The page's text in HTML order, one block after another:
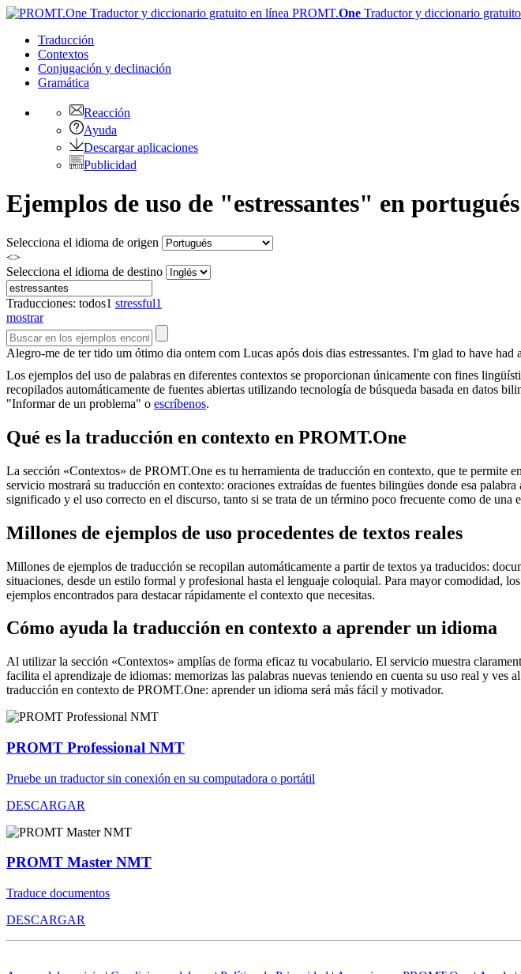
PROMT.One Traductor y diccionario
Traducción
Contextos
Conjugación y declinación
Gramática
Reacción
Ayuda
Descargar aplicaciones
Publicidad
Ejemplos de uso de "estressantes" en
Selecciona el idioma de origen
<>
Selecciona el idioma de destino
Traducciones: todos1 stressful1
mostrar
Alegro-me de ter tido um ótimo dia ontem com Lucas após dois dias estressantes. I'm glad to have had
Los ejemplos del uso de palabras en diferentes contextos se proporcionan únicamente con fines
recopilados automáticamente de fuentes abiertas utilizando tecnología de búsqueda basada en datos
"Informar de un problema" o escríbenos.
Qué es la traducción en contexto en PROMT.One
La sección «Contextos» de PROMT.One es tu herramienta de traducción en contexto, que te permite
servicio mostrará su traducción en contexto: oraciones extraídas de fuentes bilingües donde esa
significado y el uso correcto en el discurso, tanto si se trata de un término poco frecuente como de una
Millones de ejemplos de uso procedentes de textos reales
Millones de ejemplos de traducción se recopilan automáticamente a partir de textos ya traducidos:
situaciones, desde un estilo formal y profesional hasta el lenguaje coloquial. Para mayor comodidad,
ejemplos encontrados para destacar rápidamente el contexto que necesitas.
Cómo ayuda la traducción en contexto a aprender un idioma
Al utilizar la sección «Contextos» amplías de forma eficaz tu vocabulario. El servicio muestra
facilita el aprendizaje de idiomas: memorizas las palabras nuevas teniendo en cuenta su uso real y
traducción en contexto de PROMT.One: aprender un idioma será más fácil y motivador.
PROMT Professional NMT
Pruebe un traductor sin conexión en su computadora o portátil
DESCARGAR
PROMT Master NMT
Traduce documentos
DESCARGAR